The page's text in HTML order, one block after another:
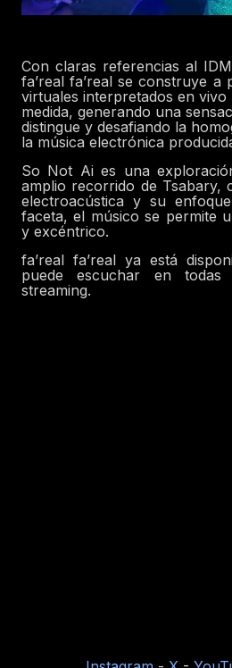
Con claras referencias al
fa’real fa’real se construye a
virtuales interpretados en vivo
medida, generando una
distingue y desafiando la
la música electrónica
So Not Ai es una
amplio recorrido de Tsabary,
electroacústica y su
faceta, el músico se permite
y excéntrico.
fa’real fa’real ya está
puede escuchar en todas
streaming.